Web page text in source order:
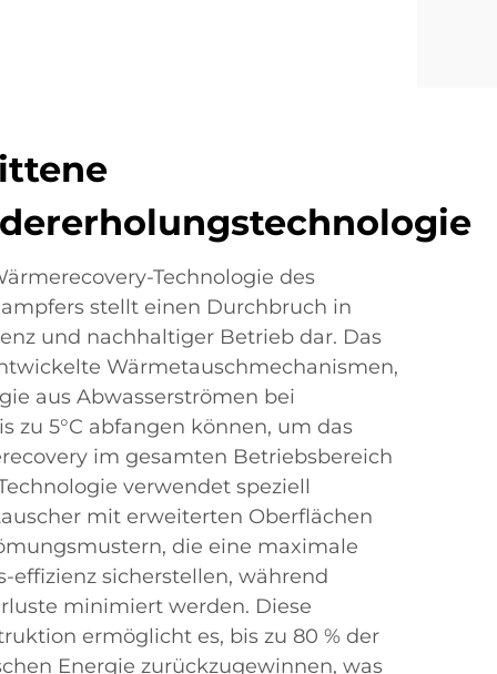
Technologie des
stellt einen Durchbruch in
und nachhaltiger Betrieb dar. Das
Wärmetauschmechanismen,
aus Abwasserströmen bei
zu 5°C abfangen können, um das
im gesamten Betriebsbereich
verwendet speziell
mit erweiterten Oberflächen
die eine maximale
effizienz sicherstellen, während
minimiert werden. Diese
ermöglicht es, bis zu 80 % der
Energie zurückzugewinnen, was